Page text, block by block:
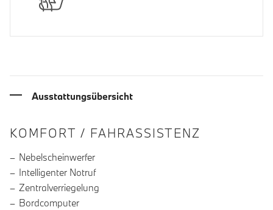
Ausstattungsübersicht
INFORMATIONEN ÜBER DIE
KOMFORT / FAHRASSISTENZ
Nebelscheinwerfer
Intelligenter Notruf
Zentralverriegelung
Bordcomputer